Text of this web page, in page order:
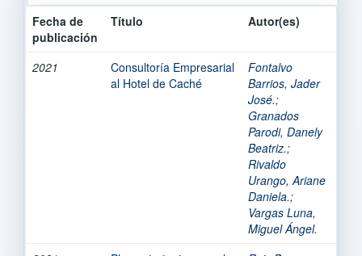
Fecha de
publicación
Título Autor(es)
2021
Consultoría Empresarial
al Hotel de Caché
Fontalvo
Barrios, Jader
José.;
Granados
Parodi, Danely
Beatriz.;
Rivaldo
Urango, Ariane
Daniela.;
Vargas Luna,
Miguel Ángel.